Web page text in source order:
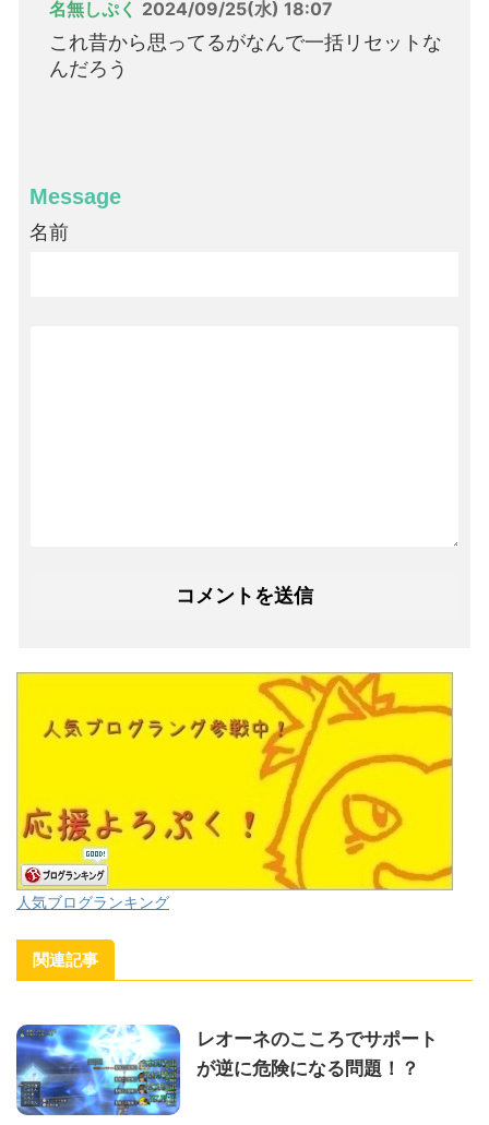
名無しぷく 2024/09/25(水) 18:07
これ昔から思ってるがなんで一括リセットな
んだろう
Message
名前
人気ブログランキング
関連記事
レオーネのこころでサポート
が逆に危険になる問題！？